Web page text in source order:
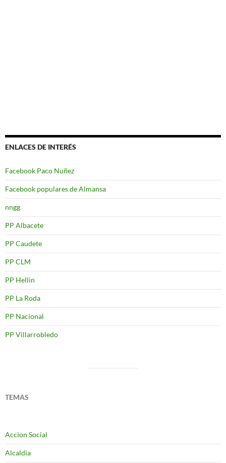
ENLACES DE INTERÉS
Facebook Paco Nuñez
Facebook populares de Almansa
nngg
PP Albacete
PP Caudete
PP CLM
PP Hellin
PP La Roda
PP Nacional
PP Villarrobledo
TEMAS
Accion Social
Alcaldia